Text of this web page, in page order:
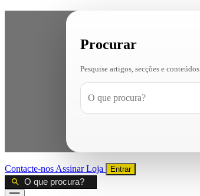
Procurar
Pesquise artigos, secções e conteúdos
Contacte-nos AssinarLoja Entrar